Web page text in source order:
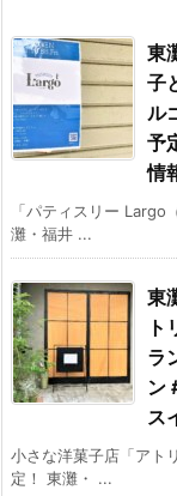
東
子
ル
予
情
「パティスリー Largo
灘・福井 ...
東
ラ
ン
ス
小さな洋菓子店「アト
定！ 東灘・ ...